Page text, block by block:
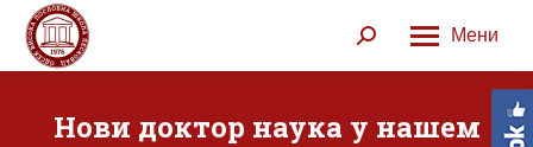
Мени
Search:
Нови доктор наука у нашем